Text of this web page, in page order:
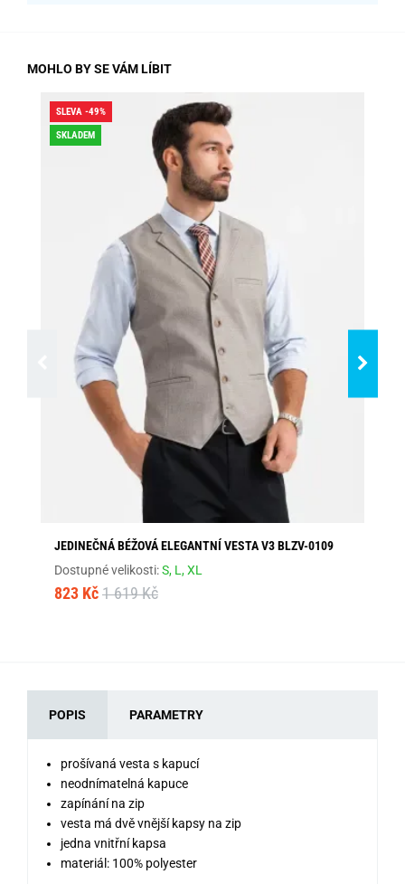
MOHLO BY SE VÁM LÍBIT
SLEVA -49%
SKLADEM
JEDINEČNÁ BÉŽOVÁ ELEGANTNÍ VESTA V3 BLZV-0109
Dostupné velikosti:S, L,XL
823 Kč 1 619 Kč
POPIS PARAMETRY
prošívaná vesta s kapucí
neodnímatelná kapuce
zapínání na zip
vesta má dvě vnější kapsy na zip
jedna vnitřní kapsa
materiál: 100% polyester